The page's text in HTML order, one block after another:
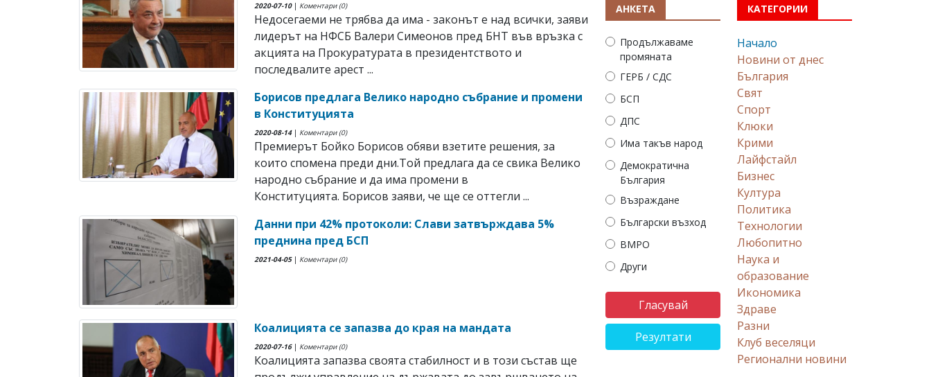
2020-07-10| Коментари (0)
Недосегаеми не трябва да има - законът е над всички, заяви
лидерът на НФСБ Валери Симеонов пред БНТ във връзка с
акцията на Прокуратурата в президентството и
последвалите арест ...
Борисов предлага Велико народно събрание и промени
в Конституцията
2020-08-14| Коментари (0)
Премиерът Бойко Борисов обяви взетите решения, за
които спомена преди дни.Той предлага да се свика Велико
народно събрание и да има промени в
Конституцията. Борисов заяви, че ще се оттегли ...
Данни при 42% протоколи: Слави затвърждава 5%
преднина пред БСП
2021-04-05| Коментари (0)
Коалицията се запазва до края на мандата
2020-07-16| Коментари (0)
Коалицията запазва своята стабилност и в този състав ще
АНКЕТА
Продължаваме
промяната
ГЕРБ / СДС
БСП
ДПС
Има такъв народ
Демократична
България
Възраждане
Български възход
ВМРО
Други
Резултати
КАТЕГОРИИ
Начало
Новини от днес
България
Свят
Спорт
Клюки
Крими
Лайфстайл
Бизнес
Култура
Политика
Технологии
Любопитно
Наука и
образование
Икономика
Здраве
Разни
Клуб веселяци
Регионални новини